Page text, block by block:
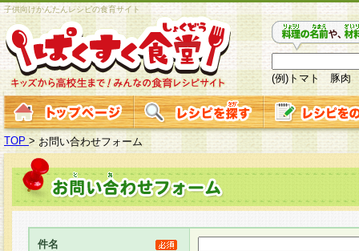
子供向けかんたんレシピの食育サイト
(例)トマト 豚肉
TOP > お問い合わせフォーム
件名